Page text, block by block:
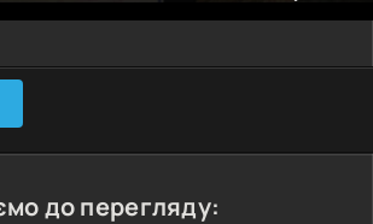
до перегляду: